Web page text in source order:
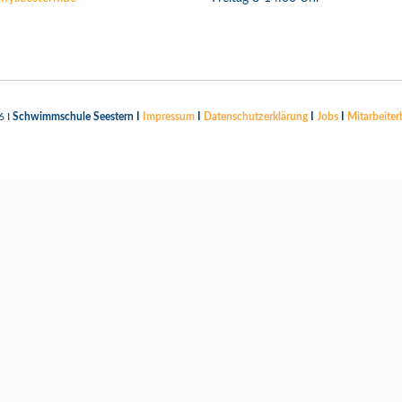
I Schwimmschule Seestern I Impressum Datenschutzerklärung Jobs